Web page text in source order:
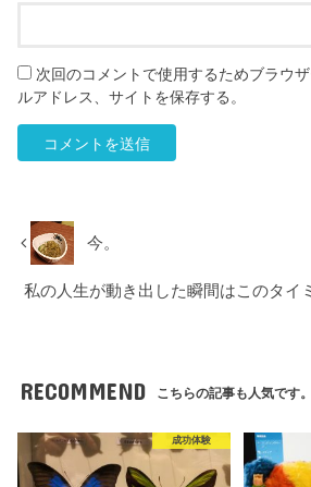
次回のコメントで使用するためブラウ
ルアドレス、サイトを保存する。
今。
私の人生が動き出した瞬間はこのタイ
RECOMMEND こちらの記事も人気です。
成功体験